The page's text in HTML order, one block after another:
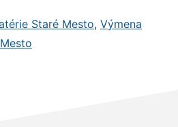
Staré Mesto, Výmena